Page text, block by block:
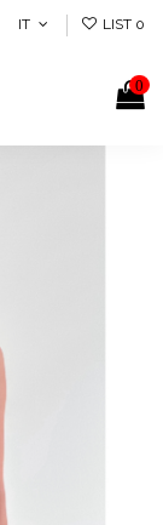
IT LIST 0
0